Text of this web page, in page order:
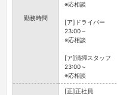
勤務時間
※応相談
[ア]ドライバー
23:00～
※応相談
[ア]清掃スタッフ
23:00～
※応相談
[正]正社員